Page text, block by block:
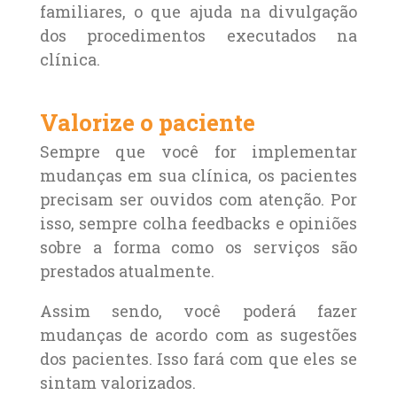
familiares, o que ajuda na divulgação
dos procedimentos executados na
clínica.
Valorize o paciente
Sempre que você for implementar
mudanças em sua clínica, os pacientes
precisam ser ouvidos com atenção. Por
isso, sempre colha feedbacks e opiniões
sobre a forma como os serviços são
prestados atualmente.
Assim sendo, você poderá fazer
mudanças de acordo com as sugestões
dos pacientes. Isso fará com que eles se
sintam valorizados.